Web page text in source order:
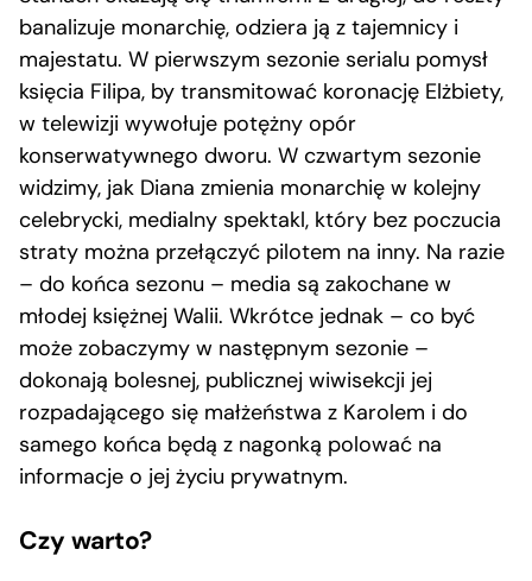
banalizuje monarchię, odziera ją z tajemnicy i
majestatu. W pierwszym sezonie serialu pomysł
księcia Filipa, by transmitować koronację Elżbiety,
w telewizji wywołuje potężny opór
konserwatywnego dworu. W czwartym sezonie
widzimy, jak Diana zmienia monarchię w kolejny
celebrycki, medialny spektakl, który bez poczucia
straty można przełączyć pilotem na inny. Na razie
– do końca sezonu – media są zakochane w
młodej księżnej Walii. Wkrótce jednak – co być
może zobaczymy w następnym sezonie –
dokonają bolesnej, publicznej wiwisekcji jej
rozpadającego się małżeństwa z Karolem i do
samego końca będą z nagonką polować na
informacje o jej życiu prywatnym.
Czy warto?